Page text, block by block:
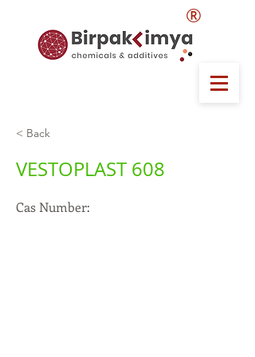
®
< Back
VESTOPLAST 608
Cas Number: